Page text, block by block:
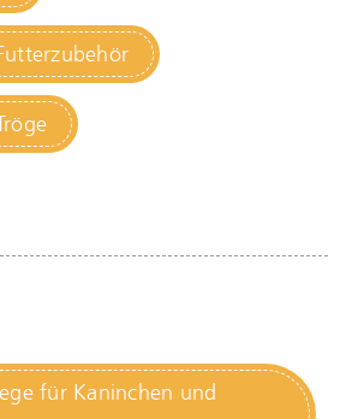
für Kaninchen und